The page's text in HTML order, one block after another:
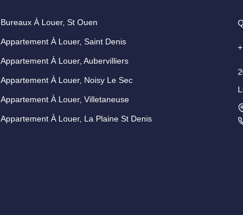
Bureaux À Louer, St Ouen
Appartement À Louer, Saint Denis
Appartement À Louer, Aubervilliers
Appartement À Louer, Noisy Le Sec
Appartement À Louer, Villetaneuse
Appartement À Louer, La Plaine St Denis